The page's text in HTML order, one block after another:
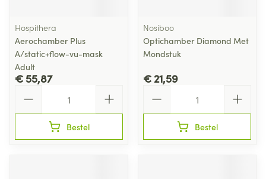
Hospithera
Aerochamber Plus
A/static+flow-vu-mask
Adult
€ 55,87
Bestel
Nosiboo
Optichamber Diamond Met
Mondstuk
€ 21,59
Bestel